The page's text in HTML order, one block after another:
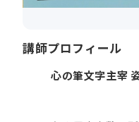
講師プロフィール
心の筆文字主宰